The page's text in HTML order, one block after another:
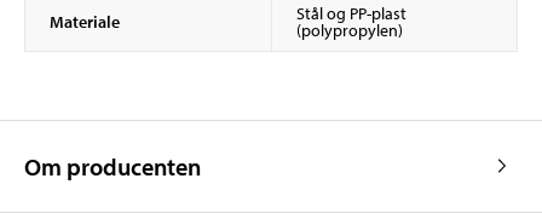
Materiale Stål og PP-plast
(polypropylen)
Om producenten